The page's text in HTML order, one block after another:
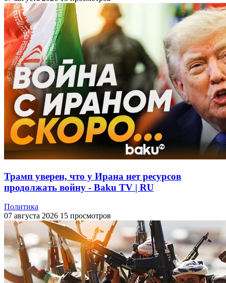
Трамп уверен, что у Ирана нет ресурсов
продолжать войну - Baku TV | RU
Политика
07 августа 2026 15 просмотров